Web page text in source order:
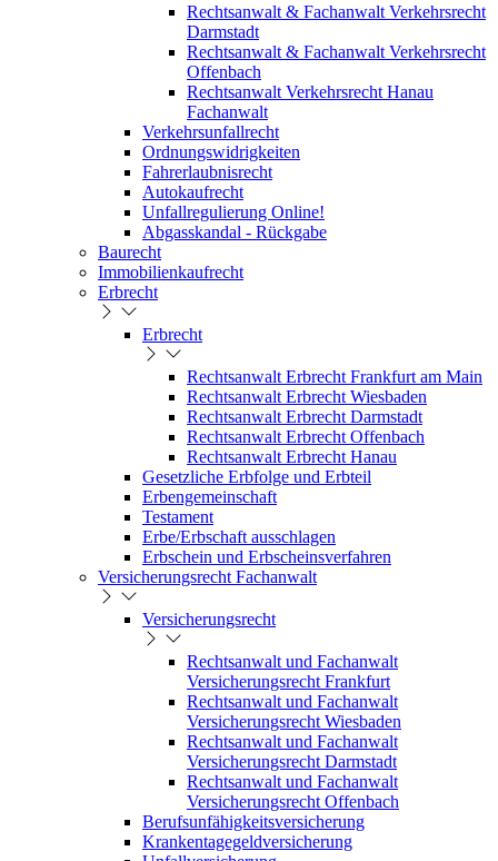
Rechtsanwalt & Fachanwalt Verkehrsrecht
Darmstadt
Rechtsanwalt & Fachanwalt Verkehrsrecht
Offenbach
Rechtsanwalt Verkehrsrecht Hanau
Fachanwalt
Verkehrsunfallrecht
Ordnungswidrigkeiten
Fahrerlaubnisrecht
Autokaufrecht
Unfallregulierung Online!
Abgasskandal - Rückgabe
Baurecht
Immobilienkaufrecht
Erbrecht
Erbrecht
Rechtsanwalt Erbrecht Frankfurt am Main
Rechtsanwalt Erbrecht Wiesbaden
Rechtsanwalt Erbrecht Darmstadt
Rechtsanwalt Erbrecht Offenbach
Rechtsanwalt Erbrecht Hanau
Gesetzliche Erbfolge und Erbteil
Erbengemeinschaft
Testament
Erbe/Erbschaft ausschlagen
Erbschein und Erbscheinsverfahren
Versicherungsrecht Fachanwalt
Versicherungsrecht
Rechtsanwalt und Fachanwalt
Versicherungsrecht Frankfurt
Rechtsanwalt und Fachanwalt
Versicherungsrecht Wiesbaden
Rechtsanwalt und Fachanwalt
Versicherungsrecht Darmstadt
Rechtsanwalt und Fachanwalt
Versicherungsrecht Offenbach
Berufsunfähigkeitsversicherung
Krankentagegeldversicherung